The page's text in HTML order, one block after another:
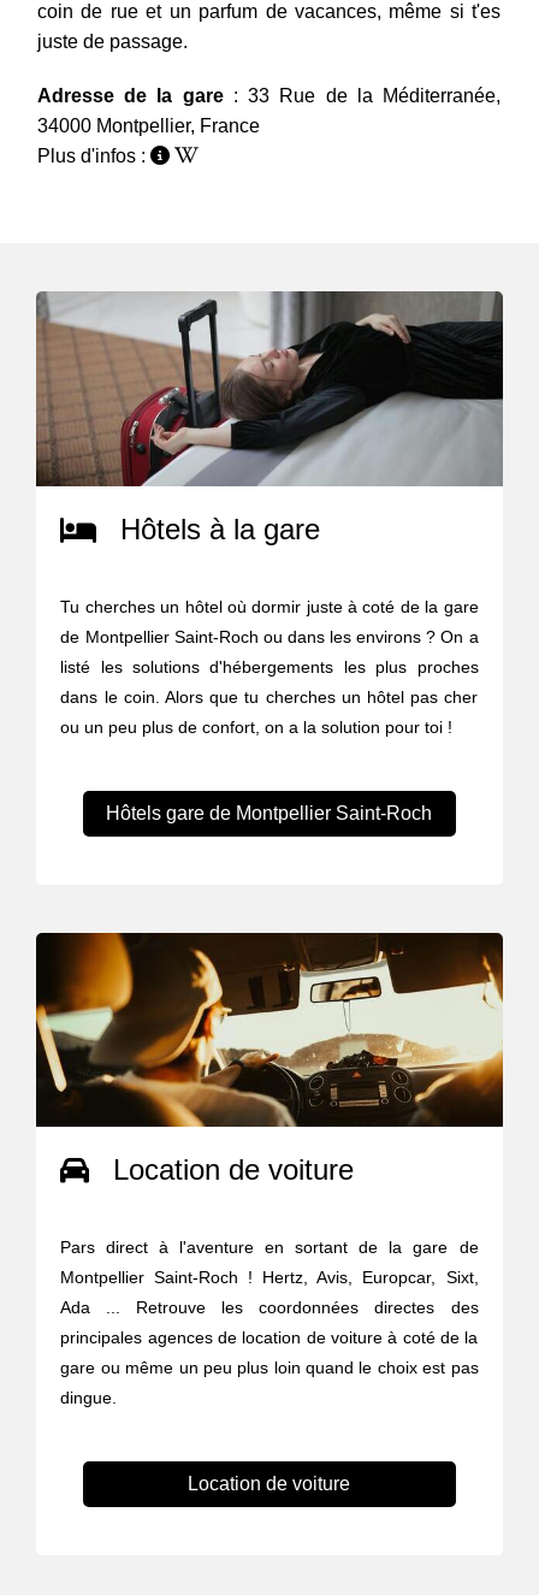
coin de rue et un parfum de vacances, même si t'es
juste de passage.
Adresse de la gare : 33 Rue de la Méditerranée,
34000 Montpellier, France
Plus d'infos :
Hôtels à la gare
Tu cherches un hôtel où dormir juste à coté de la gare
de Montpellier Saint-Roch ou dans les environs ? On a
listé les solutions d'hébergements les plus proches
dans le coin. Alors que tu cherches un hôtel pas cher
ou un peu plus de confort, on a la solution pour toi !
Hôtels gare de Montpellier Saint-Roch
Location de voiture
Pars direct à l'aventure en sortant de la gare de
Montpellier Saint-Roch ! Hertz, Avis, Europcar, Sixt,
Ada ... Retrouve les coordonnées directes des
principales agences de location de voiture à coté de la
gare ou même un peu plus loin quand le choix est pas
dingue.
Location de voiture